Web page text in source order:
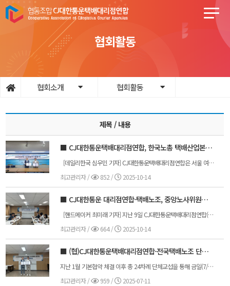
협회활동
협회소개 협회활동
제목 / 내용
■ CJ대한통운택배대리점연합, 한국노총 택배산업본부와 단체협약
[데일리한국 심우민 기자] CJ대한통운택배대리점연합은 서울 여의도에 위치한 한국노총 대회의실에서 한국노총 전국연대노동조합 택배산업본부와 단체 협약을 체결했다고 25일 밝혔다.이번 협약은 지난 2일 노조법 개정안 공포 이후 업계 최초로 체결한 단체 협약이다. 택배산업 현장에서의 상생과 협력의 기반을 대폭 확대하는 계기가 될 전망이다.대리점연합과 한국노총은 총 15차례의 교섭 끝에 최종 합의안을 도출했다. 주요 내용은 △주 5일제의 단계적 도입과 안정적 주 7일 배송체계 운영 △산재∙고용보험 및 수수료 체계 정비 △작업조건 개선(작업시간단축) △휴가 및 복지제도 확대 등이다.특히 양측은 주 5일 근무제 도입을 명문화하고 지역별 특성에 맞춰 순환근무제를 시행하기로 했다. 근무일 단축으로 인한 공백은 추가 인력 투입 등으로 보완해 고객 대상 주7일 서비스는 지속 유지한다. 전현석 대리점연합 회장은 "이번 단체협약은 현장 종사자들의 권익 향상뿐 아니라 고객에게 보다 안정적인 서비스를 제공하기 위한 중요한 발걸음"이라고 말했다.출처 : 데일리한국(https://daily.hankooki.com)
최고관리자/ 852 / 2025-10-14
■ CJ대한통운 대리점연합-택배노조, 중앙노사위원회 발대식 개최
[핸드메이커 최미래 기자] 지난 9일 CJ대한통운택배대리점연합(이하 “대리점연합”)은 서울 중구에 위치한 대리점연합 회의실에서 전국택배노동조합(이하 “택배노조”)과 함께 ‘중앙노사위원회’ 발대식을 개최했다고 10일 밝혔다. 이번 발대식에는 대리점연합 전현석 회장과 택배노조 김광석 위원장을 비롯해 양측 대표 각 3명이 참석했다. 이번 행사는 지난 7월 단체협약 체결 이후 마련된 첫 공식 협의체로, 단체협약의 구체적인 이행 방안을 점검하고 ‘매일오너 서비스’ 참여 확대 및 현장 갈등의 조기 해결을 위한 출발점이 됐다. 중앙노사위원회는 앞으로 다음과 같은 핵심 의제를 집중 논의할 계획이다. (▲주 5일제의 단계적 도입과 안정적 주 7일 배송체계 운영 ▲상·하차 시간 단축 등 작업조건 및 환경 개선 ▲작업조건 개선(상·하차 시간단축) ▲휴가 및 복지제도 확대를 통한 종사자 만족도 향상) 이러한 논의는 택배 종사자의 근로환경을 실질적으로 개선하는 동시에, 고객 서비스 품질을 한 단계 높이는 계기가 될 것으로 기대된다. 특히, 중앙노사위원회 외에도 지역별 노사위원회를 병행 운영해 지역별 현안과 갈등을 신속히 해결하는 협의 구조를 마련할 방침이다. 대리점연합 전현석 회장은 “노사위원회를 통해 단체협약 이행의 실효성을 강화하고, 정기적 대화를 통해 현장의 목소리를 적극 반영하겠다”며 “이를 기반으로 서비스 혁신과 상생협력을 확대해 택배산업의 안정과 성장을 견인하겠다”고 말했다. 한편, 지난 7월 대리점연합과 택배노조 간 체결한 단체협약에 따라 CJ대한통운은 업계 최고 수준의 복지제도를 도입했다. (▲출산휴가 최대 60일, 경조사휴가 최대 5일, 특별휴무 연 3일 ▲자녀 학자금 지원, 출산축하금, 명절 선물 등 생활 밀착형 복지 혜택 ▲정기 건강검진 등 종사자 건강관리 강화) 대리점연합은 상생협력 기반의 노사관계를 공고히 하며, 서비스 혁신과 종사자 처우 개선을 지속 추진할 계획이다.
최고관리자/ 664 / 2025-10-14
■ (협)CJ대한통운택배대리점연합-전국택배노조 단체협약 체결식
지난 1월 기본협약 체결 이후 총 24차례 단체교섭을 통해 금일(7/10) 전국택배노조와 단체협약을 체결하였습니다.-일시: 2025.07.10(목) 14:00-장소: 대리점연합 서울사무실-참석자(대리점연합회) 전현석 회장, 유호균 사무국장, 이현서 행정국장, 권혁정 노무팀장, 김용진 대표(전국택배노조) 김광석 위원장, 남희정 CJ대한통운 본부장 [첨부] 보도자료문
최고관리자/ 959 / 2025-07-11